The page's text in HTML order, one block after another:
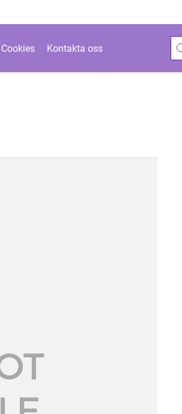
Cookies Kontakta oss